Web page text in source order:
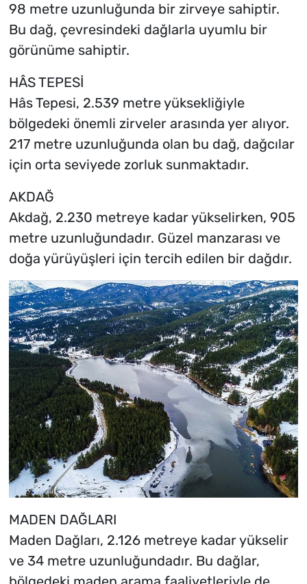
98 metre uzunluğunda bir zirveye sahiptir.
Bu dağ, çevresindeki dağlarla uyumlu bir
görünüme sahiptir.
HÂS TEPESİ
Hâs Tepesi, 2.539 metre yüksekliğiyle
bölgedeki önemli zirveler arasında yer alıyor.
217 metre uzunluğunda olan bu dağ, dağcılar
için orta seviyede zorluk sunmaktadır.
AKDAĞ
Akdağ, 2.230 metreye kadar yükselirken, 905
metre uzunluğundadır. Güzel manzarası ve
doğa yürüyüşleri için tercih edilen bir dağdır.
MADEN DAĞLARI
Maden Dağları, 2.126 metreye kadar yükselir
ve 34 metre uzunluğundadır. Bu dağlar,